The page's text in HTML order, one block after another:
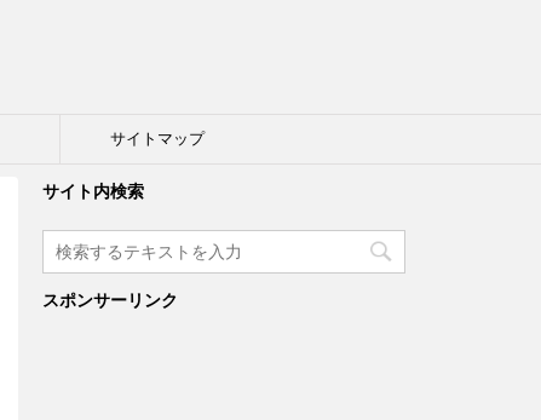
サイトマップ
サイト内検索
スポンサーリンク